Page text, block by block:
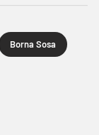
Borna Sosa